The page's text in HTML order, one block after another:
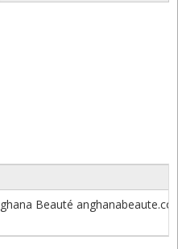
Beauté